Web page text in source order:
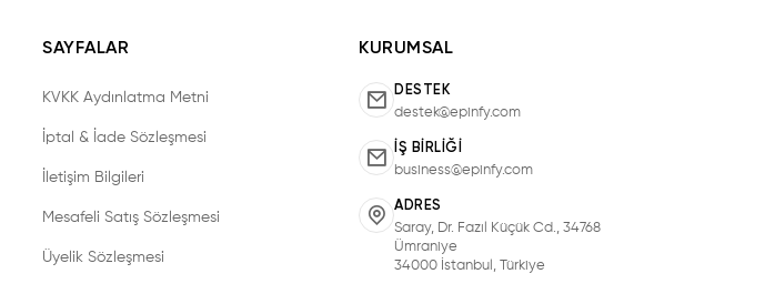
SAYFALAR
KVKK Aydınlatma Metni
İptal & İade Sözleşmesi
İletişim Bilgileri
Mesafeli Satış Sözleşmesi
Üyelik Sözleşmesi
KURUMSAL
DESTEK
destek@epinfy.com
İŞ BIRLIĞI
business@epinfy.com
ADRES
Saray, Dr. Fazıl Küçük Cd., 34768
Ümraniye
34000 İstanbul, Türkiye